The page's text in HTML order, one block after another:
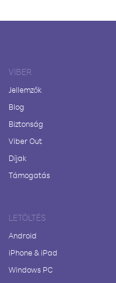
VIBER
Jellemzők
Blog
Biztonság
Viber Out
Díjak
Támogatás
LETÖLTÉS
Android
iPhone & iPad
Windows PC